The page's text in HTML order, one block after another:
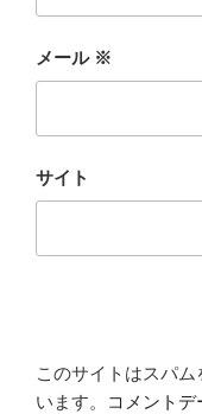
メール ※
サイト
このサイトはスパ
います。
コメント